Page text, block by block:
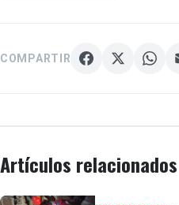
COMPARTIR
Artículos relacionados